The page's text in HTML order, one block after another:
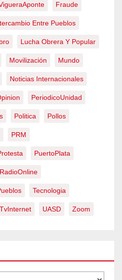
Fraude
Entre Pueblos
Lucha Obrera Y Popular
Movilización Mundo
Noticias Internacionales
PeriodicoUnidad
Politica Pollos
PRM
PuertoPlata
RadioOnline
Tecnologia
TvInternet UASD Zoom